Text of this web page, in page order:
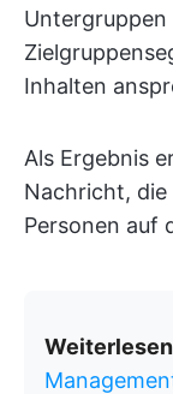
Inhalten
Als Ergebnis
Nachricht,
Personen auf